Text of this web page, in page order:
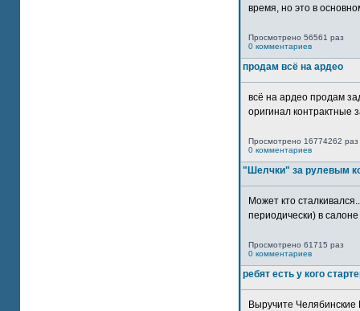
время, но это в
Просмотрено 56561 раз
0 комментариев
продам всё на ардео
всё на ардео продам
оригинал контрактные
Просмотрено 16774262 раз
0 комментариев
"Шелчки" за рулевым
Может кто
периодически) в
Просмотрено 61715 раз
0 комментариев
ребят есть у кого
Выручите